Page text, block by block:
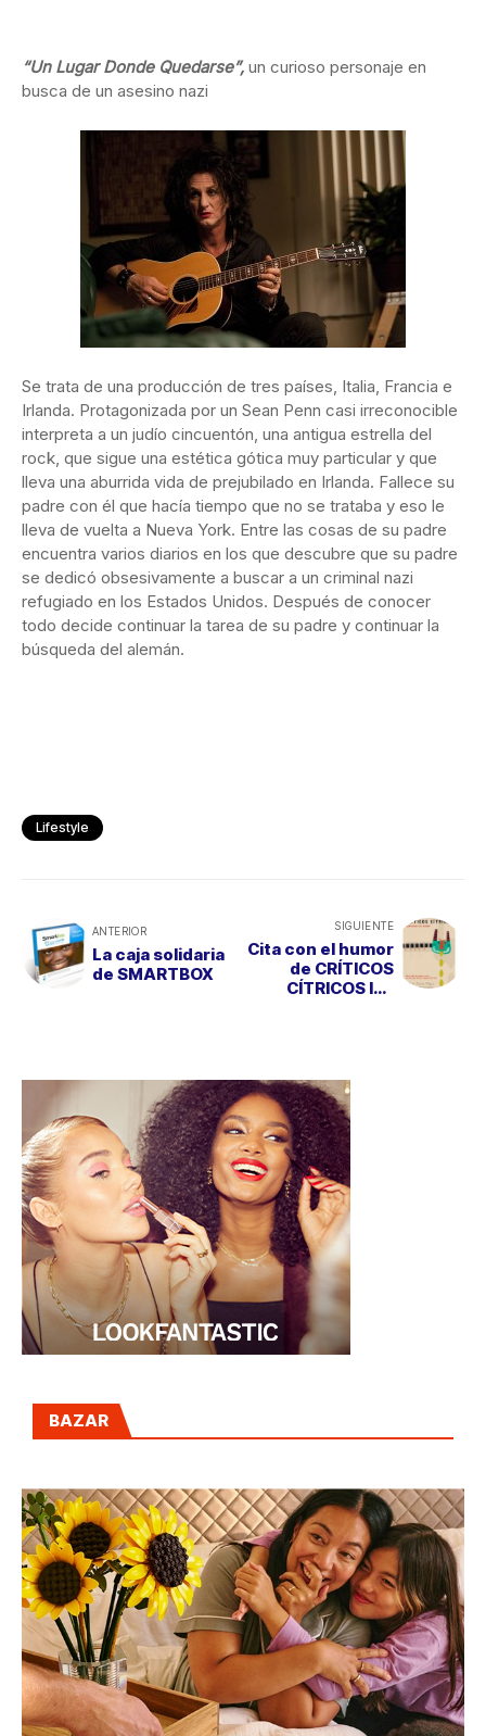
“Un Lugar Donde Quedarse”, un curioso personaje en
busca de un asesino nazi
Se trata de una producción de tres países, Italia, Francia e
Irlanda. Protagonizada por un Sean Penn casi irreconocible
interpreta a un judío cincuentón, una antigua estrella del
rock, que sigue una estética gótica muy particular y que
lleva una aburrida vida de prejubilado en Irlanda. Fallece su
padre con él que hacía tiempo que no se trataba y eso le
lleva de vuelta a Nueva York. Entre las cosas de su padre
encuentra varios diarios en los que descubre que su padre
se dedicó obsesivamente a buscar a un criminal nazi
refugiado en los Estados Unidos. Después de conocer
todo decide continuar la tarea de su padre y continuar la
búsqueda del alemán.
Lifestyle
ANTERIOR
La caja solidaria
de SMARTBOX
SIGUIENTE
Cita con el humor
de CRÍTICOS
CÍTRICOS los
BAZAR